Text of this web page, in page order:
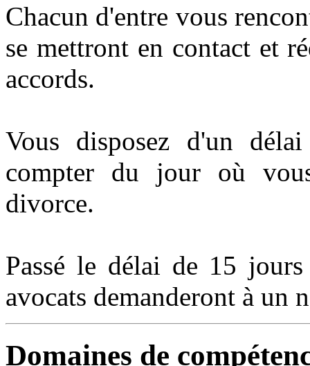
Chacun d'entre vous
se mettront en contact et
accords.
Vous disposez d'un
compter du jour où
divorce.
Passé le délai de 15
avocats demanderont à un
Domaines de